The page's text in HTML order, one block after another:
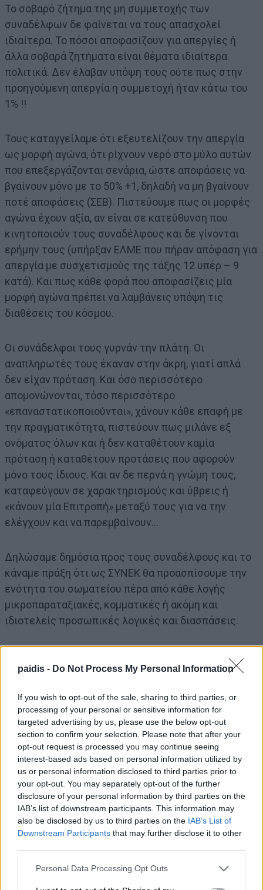
paidis - Do Not Process My Personal Information
If you wish to opt-out of the sale, sharing to third parties, or
processing of your personal or sensitive information for
targeted advertising by us, please use the below opt-out
section to confirm your selection. Please note that after your
opt-out request is processed you may continue seeing
interest-based ads based on personal information utilized by
us or personal information disclosed to third parties prior to
your opt-out. You may separately opt-out of the further
disclosure of your personal information by third parties on the
IAB’s list of downstream participants. This information may
also be disclosed by us to third parties on the IAB’s List of
Downstream Participants that may further disclose it to other
Personal Data Processing Opt Outs
Το σοβαρό ζήτημα της μη συμμετοχής των
συναδέλφων δε φαίνεται να τους απασχολεί
ιδιαίτερα. Το πόσοι αποφασίζουν για απεργίες ή
άλλα σοβαρά ζητήματα είναι θέματα ιδιαίτερα
πολιτικά. Δεν έλαβαν υπόψη τους ούτε πως στην
προηγούμενη απεργία η συμμετοχή ήταν κάτω του
1% !!
Τους καταγγείλαμε ότι εξευτελίζουν την απεργία
ως μορφή αγώνα, ότι ρίχνουν νερό στο μύλο αυτών
που επεξεργάζονται σενάρια, ώστε αποφάσεις να
βγαίνουν μόνο με το 50% +1, δηλαδή να μη βγαίνουν
ποτέ αποφάσεις (ΣΕΒ). Πιστεύουμε πως οι μορφές
αγώνα έχουν αξία, αν είναι σε κατεύθυνση που
κινητοποιούν τους συναδέλφους και δε γίνονται
ερήμην τους (υπήρξαν ΕΛΜΕ που πήραν απόφαση για
απεργία με συσχετισμούς της τάξης 12 υπέρ – 9
κατά). Και πως κάθε φορά που αποφασίζεις μία
μορφή αγώνα πρέπει να λαμβάνεις υπόψη τις
διαθέσεις του κόσμου.
Οι συνάδελφοι τους γυρνάν την πλάτη. Οι
αναπληρωτές τους έκαναν στην άκρη, γιατί απλά
δεν είχαν πρόταση. Και όσο περισσότερο
απομονώνονται, τόσο περισσότερο
«επαναστατικοποιούνται», χάνουν κάθε επαφή με
την πραγματικότητα, πιστεύουν πως μιλάνε εξ
ονόματος όλων και ή δεν καταθέτουν καμία
πρόταση ή καταθέτουν προτάσεις που αφορούν
μόνο τους ίδιους. Και αν δε περνά η γνώμη τους,
καταφεύγουν σε χαρακτηρισμούς και ύβρεις ή
«κάνουν μία Επιτροπή» μεταξύ τους για να την
ελέγχουν και να παρεμβαίνουν…
Δηλώσαμε δημόσια προς τους συναδέλφους και το
κάναμε πράξη ότι ως ΣΥΝΕΚ θα προασπίσουμε την
ενότητα του σωματείου πέρα από κάθε λογής
μικροπαραταξιακές, κομματικές ή ακόμη και
ιδιοτελείς προσωπικές λογικές και διασπάσεις.
τοποθετηθούμε για τις αλλαγές που προωθούνται
Μη χάνετε καμία σημαντική είδηση του
Paid is.com
Προσθέστε το στιςΑγαπημένες Πηγές της Google , ώστε να
βλέπετε συχνότερα τις ειδήσεις μας στο Google Discover.
Προσθήκη του Paidis.com
Στη σελίδα που θα ανοίξει, πατήστε ✓ δίπλα στοPaidis.comγια να
ολοκληρώσετε την προσθήκη.